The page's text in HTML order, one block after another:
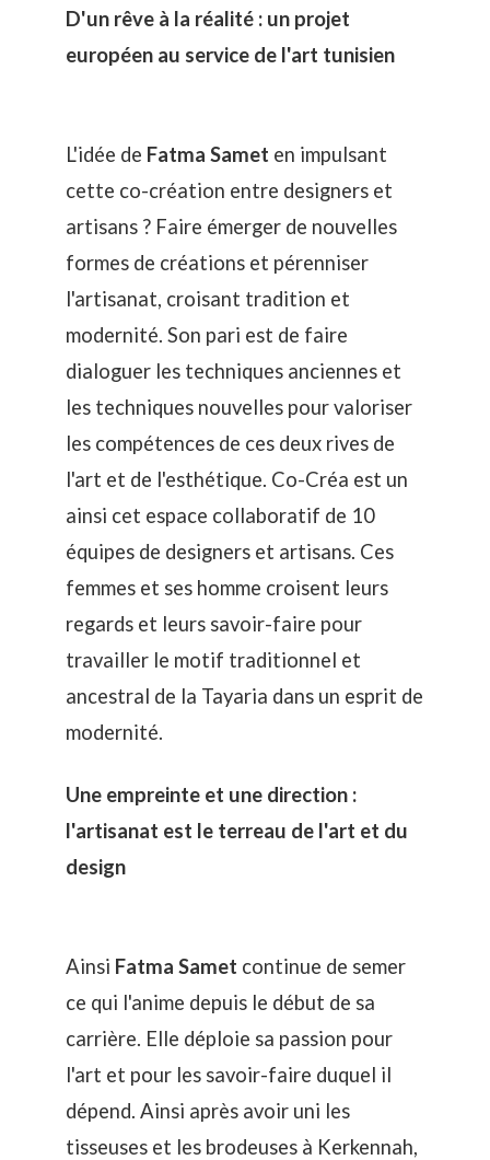
D'un rêve à la réalité : un projet
européen au service de l'art tunisien
L'idée de Fatma Samet en impulsant
cette co-création entre designers et
artisans ? Faire émerger de nouvelles
formes de créations et pérenniser
l'artisanat, croisant tradition et
modernité. Son pari est de faire
dialoguer les techniques anciennes et
les techniques nouvelles pour valoriser
les compétences de ces deux rives de
l'art et de l'esthétique. Co-Créa est un
ainsi cet espace collaboratif de 10
équipes de designers et artisans. Ces
femmes et ses homme croisent leurs
regards et leurs savoir-faire pour
travailler le motif traditionnel et
ancestral de la Tayaria dans un esprit de
modernité.
Une empreinte et une direction :
l'artisanat est le terreau de l'art et du
design
Ainsi Fatma Samet continue de semer
ce qui l'anime depuis le début de sa
carrière. Elle déploie sa passion pour
l'art et pour les savoir-faire duquel il
dépend. Ainsi après avoir uni les
tisseuses et les brodeuses à Kerkennah,